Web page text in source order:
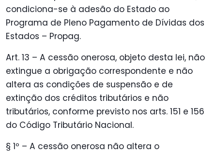
condiciona-se à adesão do Estado ao
Programa de Pleno Pagamento de Dívidas dos
Estados – Propag.
Art. 13 – A cessão onerosa, objeto desta lei, não
extingue a obrigação correspondente e não
altera as condições de suspensão e de
extinção dos créditos tributários e não
tributários, conforme previsto nos arts. 151 e 156
do Código Tributário Nacional.
§ 1º – A cessão onerosa não altera o